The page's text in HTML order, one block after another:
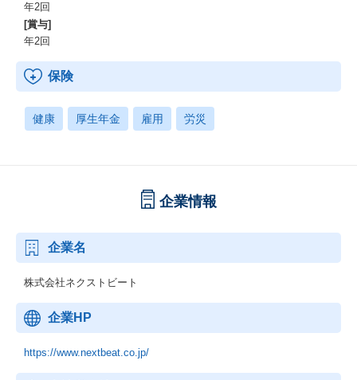
年2回
[賞与]
年2回
保険
健康 厚生年金 雇用 労災
企業情報
企業名
株式会社ネクストビート
企業HP
https://www.nextbeat.co.jp/